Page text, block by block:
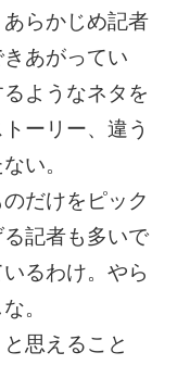
らかじめ記者
あがってい
ようなネタを
ーリー、違う
い。
だけをピック
記者も多いで
るわけ。やら
。
思えること